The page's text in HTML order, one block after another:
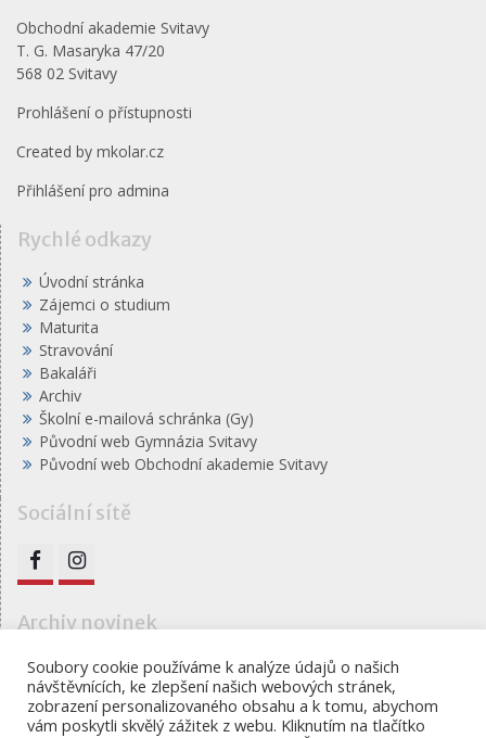
Obchodní akademie Svitavy
T. G. Masaryka 47/20
568 02 Svitavy
Prohlášení o přístupnosti
Created by mkolar.cz
Přihlášení pro admina
Rychlé odkazy
Úvodní stránka
Zájemci o studium
Maturita
Stravování
Bakaláři
Archiv
Školní e-mailová schránka (Gy)
Původní web Gymnázia Svitavy
Původní web Obchodní akademie Svitavy
Sociální sítě
FB IG
Archiv novinek
Archiv
novinek
Soubory cookie používáme k analýze údajů o našich
návštěvnících, ke zlepšení našich webových stránek,
zobrazení personalizovaného obsahu a k tomu, abychom
vám poskytli skvělý zážitek z webu. Kliknutím na tlačítko